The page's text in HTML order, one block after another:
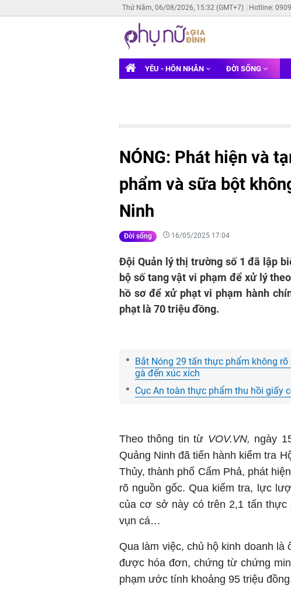
Thứ Năm, 06/08/2026, 15:32 (GMT+7) Hotline:
YÊU - HÔN NHÂN ĐỜI SỐNG
NÓNG: Phát hiện và
phẩm và sữa bột
Ninh
Đời sống 16/05/2025 17:04
Đội Quản lý thị trường số 1 đã lập
bộ số tang vật vi phạm để xử lý
hồ sơ để xử phạt vi phạm hành
phạt là 70 triệu đồng.
Bắt Nóng 29 tấn thực phẩm không
gà đến xúc xích
Cục An toàn thực phẩm thu hồi giấy
Theo thông tin từ VOV.VN, ngày
Quảng Ninh đã tiến hành kiểm tra
Thủy, thành phố Cẩm Phả, phát
rõ nguồn gốc. Qua kiểm tra, lực
của cơ sở này có trên 2,1 tấn
vụn cá…
Qua làm việc, chủ hộ kinh doanh là
được hóa đơn, chứng từ chứng
phạm ước tính khoảng 95 triệu